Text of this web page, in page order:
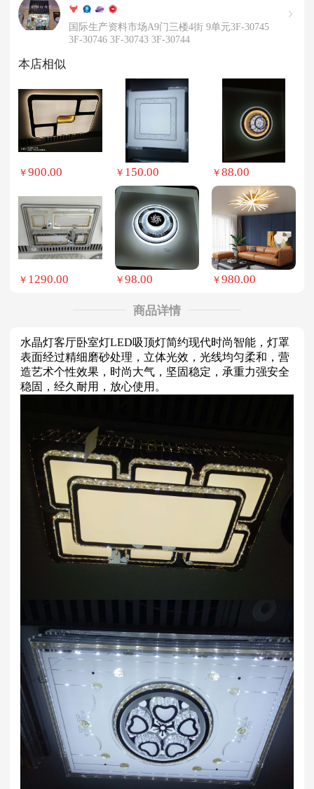
国际生产资料市场A9门三楼4街 9单元3F-30745
3F-30746 3F-30743 3F-30744
本店相似
￥900.00 ￥ 150.00 ￥88.00
￥ 1290.00 ￥98.00 ￥980.00
商品详情
水晶灯客厅卧室灯LED吸顶灯简约现代时尚智能，灯罩
表面经过精细磨砂处理，立体光效，光线均匀柔和，营
造艺术个性效果，时尚大气，坚固稳定，承重力强安全
稳固，经久耐用，放心使用。